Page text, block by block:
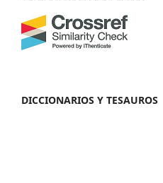
DICCIONARIOS Y TESAUROS